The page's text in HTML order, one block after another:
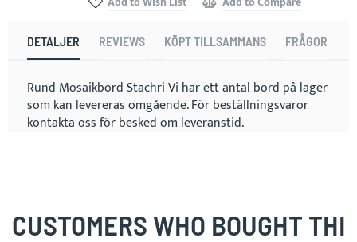
DETALJER REVIEWS KÖPT TILLSAMMANS FRÅGOR
Rund Mosaikbord Stachri Vi har ett antal bord på lager
som kan levereras omgående. För beställningsvaror
kontakta oss för besked om leveranstid.
CUSTOMERS WHO BOUGHT THI